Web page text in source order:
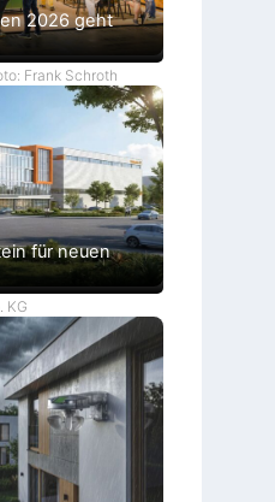
2026 geht
Frank Schroth
für neuen
KG